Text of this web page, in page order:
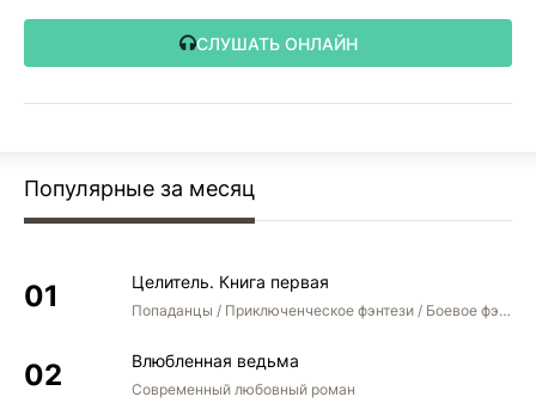
СЛУШАТЬ ОНЛАЙН
Популярные за месяц
Целитель. Книга первая
Попаданцы / Приключенческое фэнтези / Боевое фэнтези
Влюбленная ведьма
Современный любовный роман